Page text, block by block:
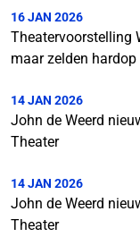
16 JAN 2026
Theatervoorstelling
maar zelden hardop
14 JAN 2026
John de Weerd
Theater
14 JAN 2026
John de Weerd
Theater